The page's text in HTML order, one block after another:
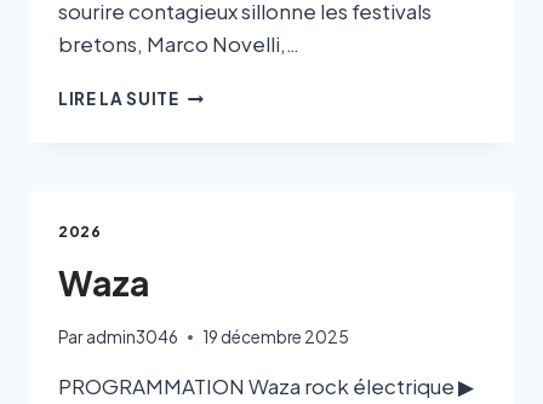
sourire contagieux sillonne les festivals
bretons, Marco Novelli,…
LIRE LA SUITE
2026
Waza
Par admin3046 19 décembre 2025
PROGRAMMATION Waza rock électrique ▶